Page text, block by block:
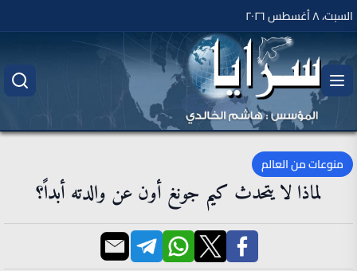
السبت، ٨ أغسطس ٢٠٢٦
منوعات من العالم
لماذا لا يتحدث كيم جونغ أون عن والدته أبداً؟